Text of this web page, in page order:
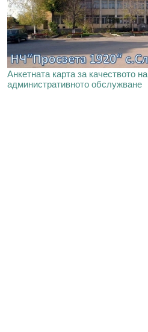
Анкетната карта за качеството на
административното обслужване